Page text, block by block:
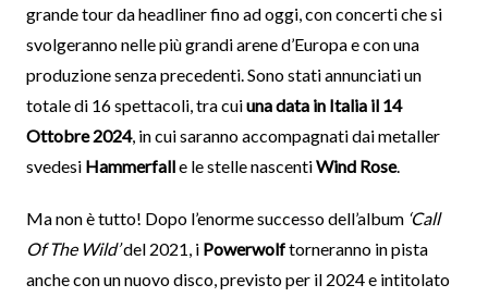
grande tour da headliner fino ad oggi, con concerti che si
svolgeranno nelle più grandi arene d’Europa e con una
produzione senza precedenti. Sono stati annunciati un
totale di 16 spettacoli, tra cuiuna data in Italia il 14
Ottobre 2024, in cui saranno accompagnati dai metaller
svedesi Hammerfalle le stelle nascentiWind Rose.
Ma non è tutto! Dopo l’enorme successo dell’album ‘Call
Of The Wild’del 2021, i Powerwolftorneranno in pista
anche con un nuovo disco, previsto per il 2024 e intitolato